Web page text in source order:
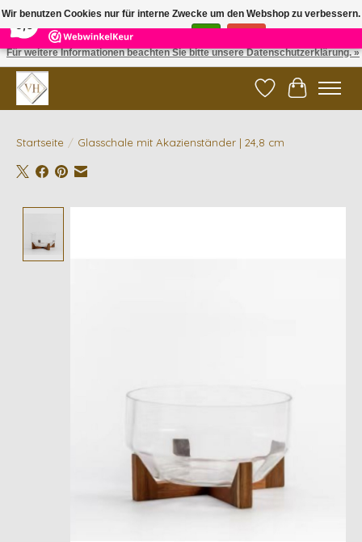
5 Reviews ×
✓ Gratis verzending vanaf €200 | ✓ 14 dagen retourneren
Wunschzettel
Ihr
Startseite / Glasschale mit Akazienständer | 24,8 cm
Wir benutzen Cookies nur für interne Zwecke um den Webshop zu verbessern.
Ist das in Ordnung?
Für weitere Informationen beachten Sie bitte unsere Datenschutzerklärung. »